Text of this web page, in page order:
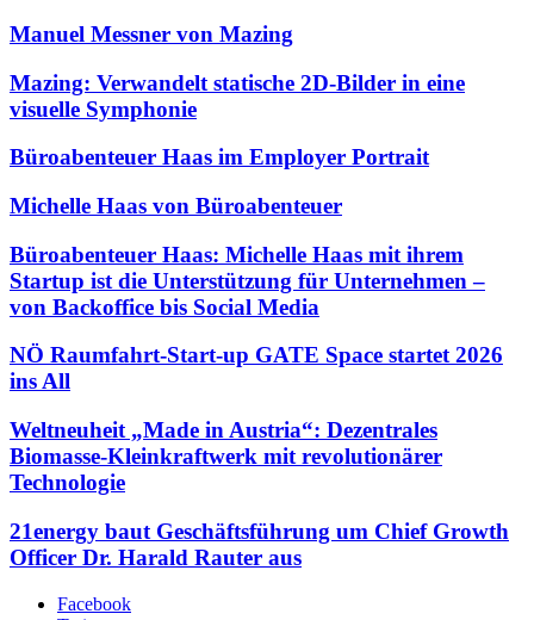
Manuel Messner von Mazing
Mazing: Verwandelt statische 2D-Bilder in eine
visuelle Symphonie
Büroabenteuer Haas im Employer Portrait
Michelle Haas von Büroabenteuer
Büroabenteuer Haas: Michelle Haas mit ihrem
Startup ist die Unterstützung für Unternehmen –
von Backoffice bis Social Media
NÖ Raumfahrt-Start-up GATE Space startet 2026
ins All
Weltneuheit „Made in Austria“: Dezentrales
Biomasse-Kleinkraftwerk mit revolutionärer
Technologie
21energy baut Geschäftsführung um Chief Growth
Officer Dr. Harald Rauter aus
Facebook